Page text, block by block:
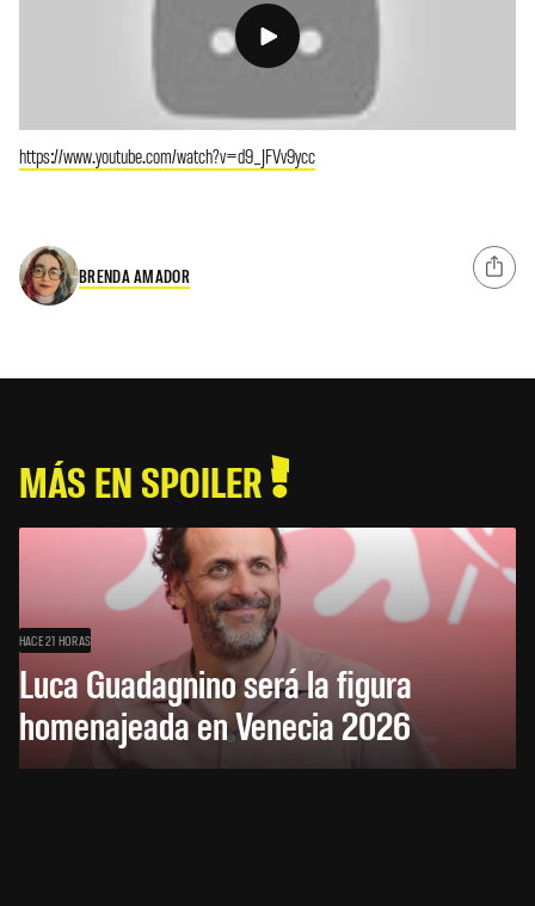
https://www.youtube.com/watch?v=d9_JFVv9ycc
BRENDA AMADOR
MÁS EN SPOILER
HACE 21 HORAS
Luca Guadagnino será la figura
homenajeada en Venecia 2026